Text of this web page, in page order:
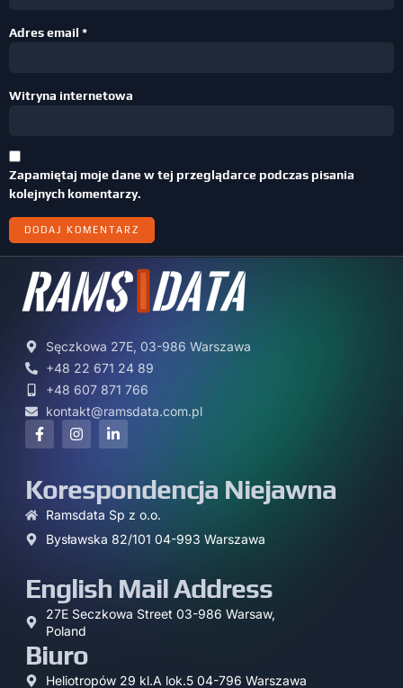
Adres email *
Witryna internetowa
Zapamiętaj moje dane w tej przeglądarce podczas pisania
kolejnych komentarzy.
Sęczkowa 27E, 03-986 Warszawa
+48 22 671 24 89
+48 607 871 766
kontakt@ramsdata.com.pl
Korespondencja Niejawna
Ramsdata Sp z o.o.
Bysławska 82/101 04-993 Warszawa
English Mail Address
27E Seczkowa Street 03-986 Warsaw,
Poland
Biuro
Heliotropów 29 kl.A lok.5 04-796 Warszawa